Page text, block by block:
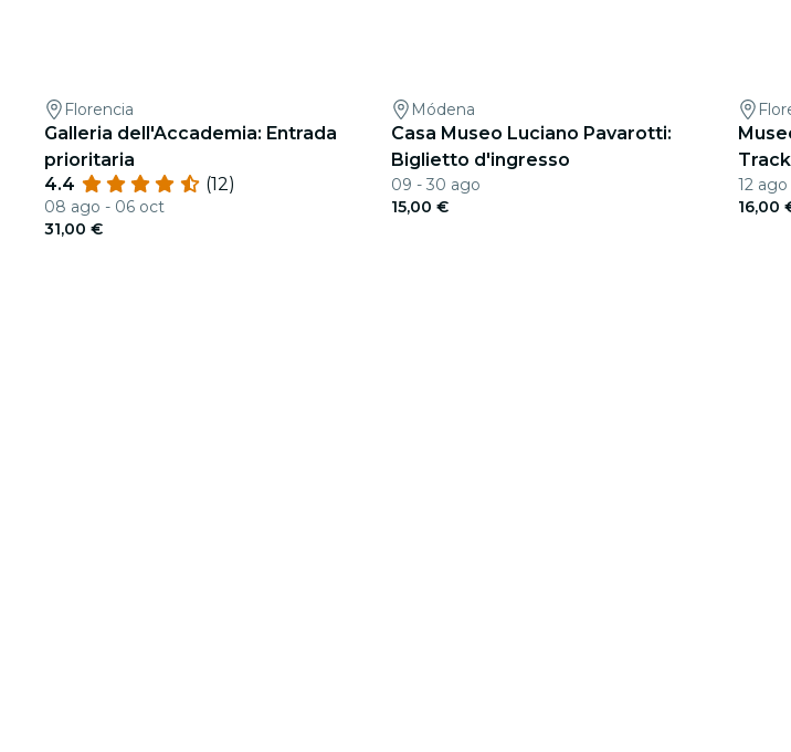
Florencia
Galleria dell'Accademia: Entrada
prioritaria
4.4
(12)
08 ago - 06 oct
31,00 €
Módena
Casa Museo Luciano Pavarotti:
Biglietto d'ingresso
09 - 30 ago
15,00 €
Track
12
16,00